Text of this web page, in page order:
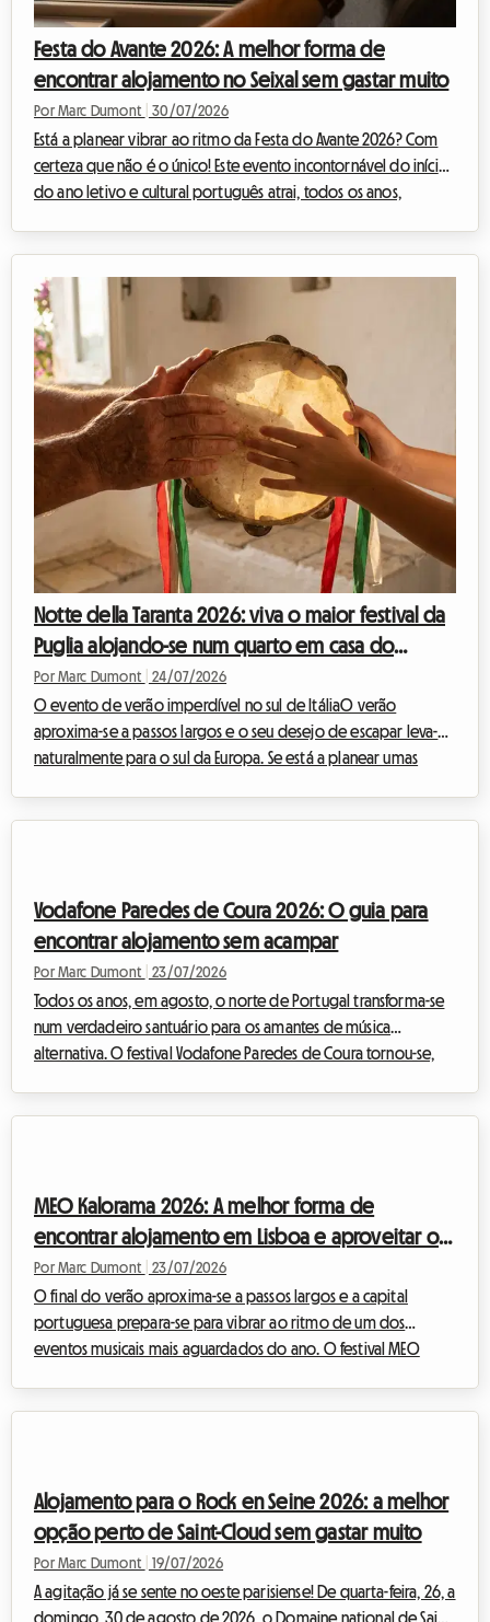
Festa do Avante 2026: A melhor forma de
encontrar alojamento no Seixal sem gastar muito
Por Marc Dumont 30/07/2026
Está a planear vibrar ao ritmo da Festa do Avante 2026? Com
certeza que não é o único! Este evento incontornável do início
do ano letivo e cultural português atrai, todos os anos,
evento de grande dimensão, diz muitas vezes quebra-cabeças
logístico, especialmente quando se trata de encontrar um
local para dormir sem rebenta...
Notte della Taranta 2026: viva o maior festival da
Puglia alojando-se num quarto em casa do
anfitrião
Por Marc Dumont 24/07/2026
O evento de verão imperdível no sul de ItáliaO verão
aproxima-se a passos largos e o seu desejo de escapar leva-o
naturalmente para o sul da Europa. Se está a planear umas
entanto, na Roomlala, sabemos c...
Vodafone Paredes de Coura 2026: O guia para
encontrar alojamento sem acampar
Por Marc Dumont 23/07/2026
Todos os anos, em agosto, o norte de Portugal transforma-se
num verdadeiro santuário para os amantes de música
alternativa. O festival Vodafone Paredes de Coura tornou-se,
género. Por isso, propomos que descubra com...
MEO Kalorama 2026: A melhor forma de
encontrar alojamento em Lisboa e aproveitar o
festival sem gastar muito
Por Marc Dumont 23/07/2026
O final do verão aproxima-se a passos largos e a capital
portuguesa prepara-se para vibrar ao ritmo de um dos
eventos musicais mais aguardados do ano. O festival MEO
acessível, quando a cidade é tomada pelo...
Alojamento para o Rock en Seine 2026: a melhor
opção perto de Saint-Cloud sem gastar muito
Por Marc Dumont 19/07/2026
A agitação já se sente no oeste parisiense! De quarta-feira, 26, a
domingo, 30 de agosto de 2026, o Domaine national de Saint-